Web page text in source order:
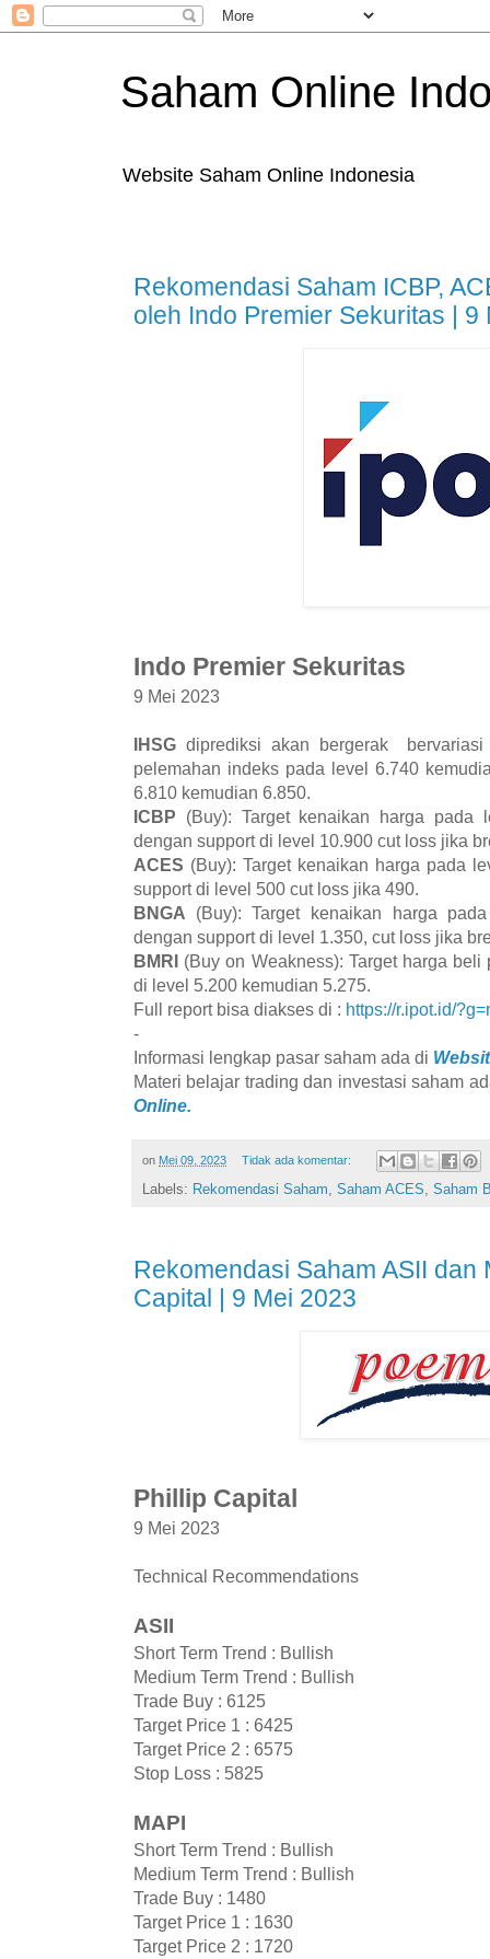
Saham Online
Website Saham Online Indonesia
Rekomendasi Saham ICBP,
oleh Indo Premier Sekuritas | 9
Indo Premier Sekuritas
9 Mei 2023
IHSG diprediksi akan bergerak
pelemahan indeks pada level 6.740
6.810 kemudian 6.850.
ICBP (Buy): Target kenaikan harga pada
dengan support di level 10.900 cut loss jika
ACES (Buy): Target kenaikan harga pada
support di level 500 cut loss jika 490.
BNGA (Buy): Target kenaikan harga
dengan support di level 1.350, cut loss jika
BMRI (Buy on Weakness): Target harga
di level 5.200 kemudian 5.275.
Full report bisa diakses di : https://r.ipot.id/
-
Informasi lengkap pasar saham ada di
Materi belajar trading dan investasi saham
Online.
on Mei 09, 2023 Tidak ada komentar:
Labels: Rekomendasi Saham, Saham ACES, Saham
Rekomendasi Saham ASII dan
Capital | 9 Mei 2023
Phillip Capital
9 Mei 2023
Technical Recommendations
ASII
Short Term Trend : Bullish
Medium Term Trend : Bullish
Trade Buy : 6125
Target Price 1 : 6425
Target Price 2 : 6575
Stop Loss : 5825
MAPI
Short Term Trend : Bullish
Medium Term Trend : Bullish
Trade Buy : 1480
Target Price 1 : 1630
Target Price 2 : 1720